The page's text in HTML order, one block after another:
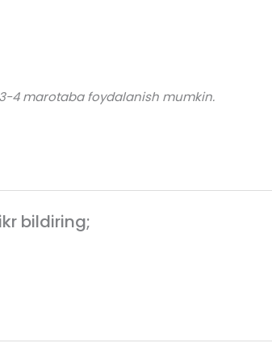
4 marotaba foydalanish mumkin.
bildiring;